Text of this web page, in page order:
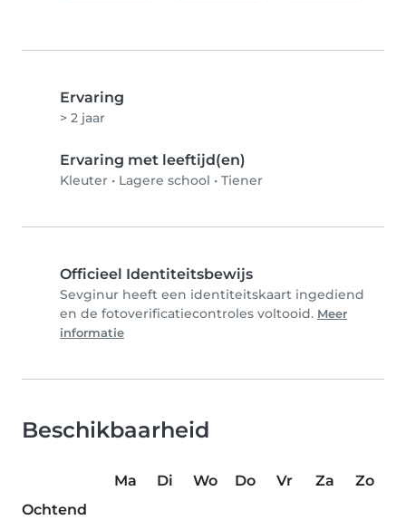
Ervaring
> 2 jaar
Ervaring met leeftijd(en)
Kleuter • Lagere school • Tiener
Officieel Identiteitsbewijs
Sevginur heeft een identiteitskaart ingediend
en de fotoverificatiecontroles voltooid. Meer
informatie
Beschikbaarheid
Ma Di Wo Do Vr Za
Zo
Ochtend